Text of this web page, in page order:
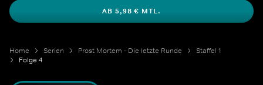
AB 5,98 € MTL.
Home Serien Prost Mortem - Die letzte Runde
Staffel 1
Folge 4